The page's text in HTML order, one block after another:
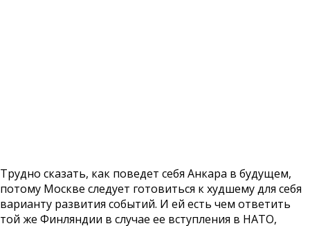
Трудно сказать, как поведет себя Анкара в будущем,
потому Москве следует готовиться к худшему для себя
варианту развития событий. И ей есть чем ответить
той же Финляндии в случае ее вступления в НАТО,